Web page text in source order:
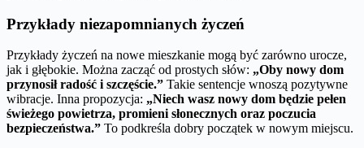
Przykłady niezapomnianych życzeń
Przykłady życzeń na nowe mieszkanie mogą być zarówno urocze,
jak i głębokie. Można zacząć od prostych słów: „Oby nowy dom
przynosił radość i szczęście.” Takie sentencje wnoszą pozytywne
wibracje. Inna propozycja: „Niech wasz nowy dom będzie pełen
świeżego powietrza, promieni słonecznych oraz poczucia
bezpieczeństwa.” To podkreśla dobry początek w nowym miejscu.